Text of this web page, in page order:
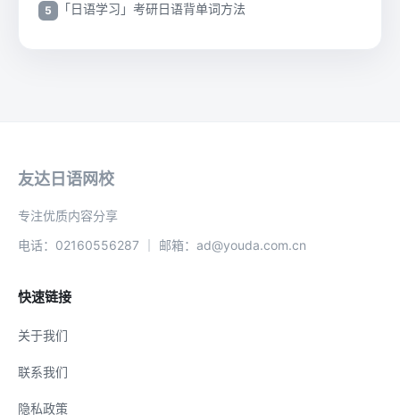
「日语学习」考研日语背单词方法
友达日语网校
专注优质内容分享
电话：02160556287 ｜ 邮箱：ad@youda.com.cn
快速链接
关于我们
联系我们
隐私政策